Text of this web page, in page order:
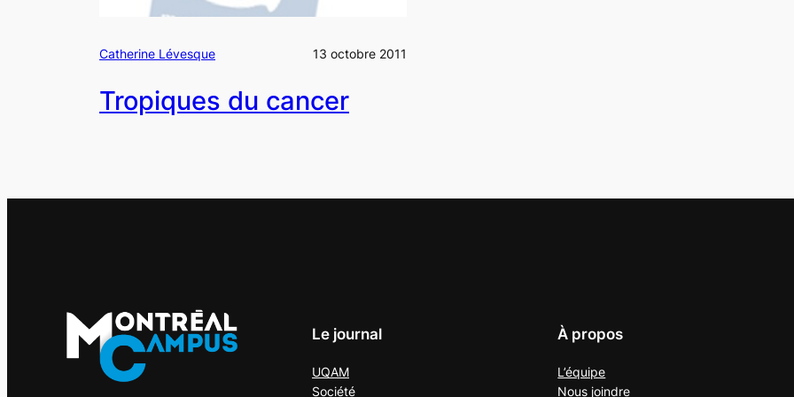
Catherine Lévesque 13 octobre 2011
Tropiques du cancer
Le journal
UQAM
Société
À propos
L’équipe
Nous joindre